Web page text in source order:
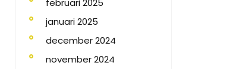
februari 2025
januari 2025
december 2024
november 2024